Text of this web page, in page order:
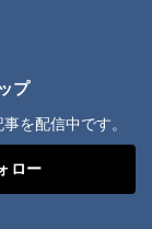
プ
を配信中です。
ロー